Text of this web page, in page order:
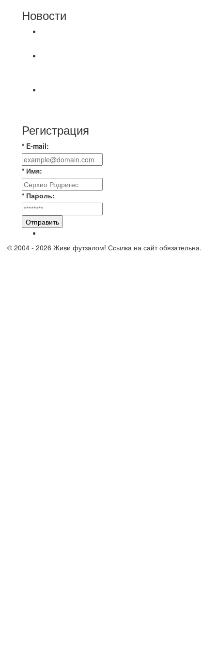
Новости
Регистрация
* E-mail:
* Имя:
* Пароль:
Отправить
© 2004 - 2026 Живи футзалом! Ссылка на сайт обязательна.